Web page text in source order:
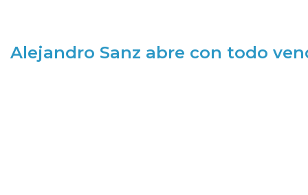
Alejandro Sanz abre con todo